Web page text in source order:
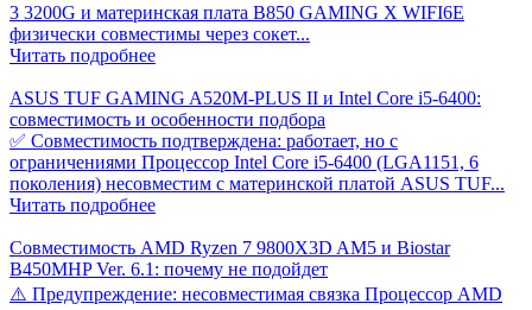
3 3200G и материнская плата B850 GAMING X WIFI6E
физически совместимы через сокет...
Читать подробнее
ASUS TUF GAMING A520M-PLUS II и Intel Core i5-6400:
совместимость и особенности подбора
✅ Совместимость подтверждена: работает, но с
ограничениями Процессор Intel Core i5-6400 (LGA1151, 6
поколения) несовместим с материнской платой ASUS TUF...
Читать подробнее
Совместимость AMD Ryzen 7 9800X3D AM5 и Biostar
B450MHP Ver. 6.1: почему не подойдет
⚠️ Предупреждение: несовместимая связка Процессор AMD